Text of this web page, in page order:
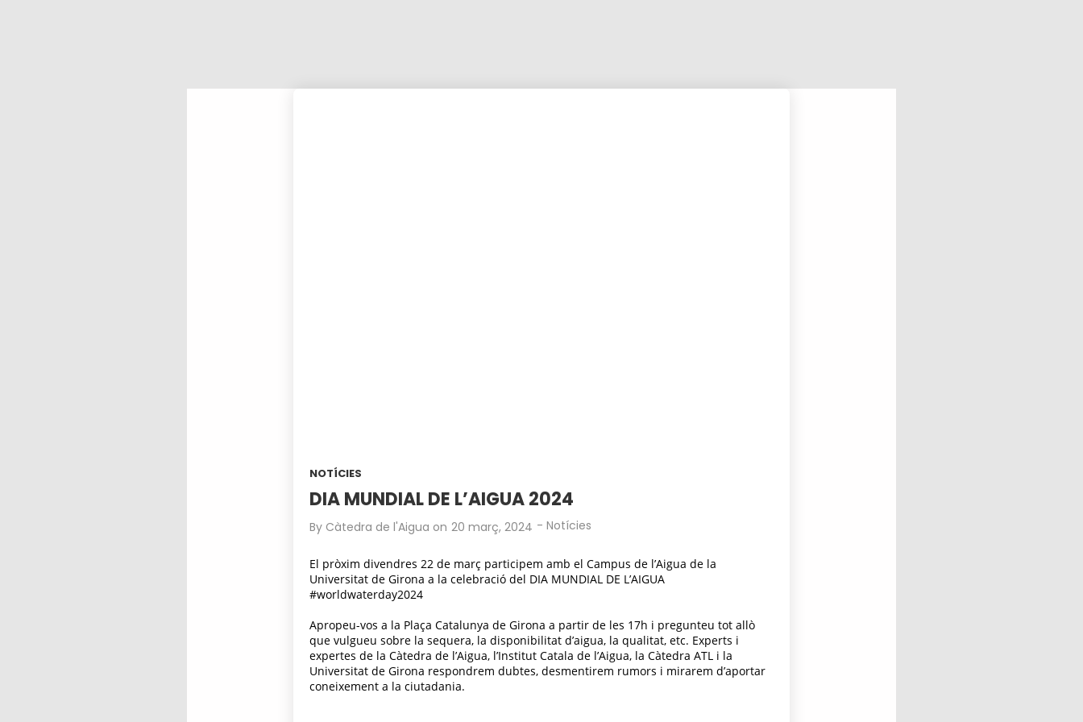
NOTÍCIES
DIA MUNDIAL DE L’AIGUA 2024
By Càtedra de l'Aigua on 20 març, 2024 - Notícies
El pròxim divendres 22 de març participem amb el Campus de l’Aigua de la
Universitat de Girona a la celebració del DIA MUNDIAL DE L’AIGUA
#worldwaterday2024
Apropeu-vos a la Plaça Catalunya de Girona a partir de les 17h i pregunteu tot allò
que vulgueu sobre la sequera, la disponibilitat d’aigua, la qualitat, etc. Experts i
expertes de la Càtedra de l’Aigua, l’Institut Catala de l’Aigua, la Càtedra ATL i la
Universitat de Girona respondrem dubtes, desmentirem rumors i mirarem d’aportar
coneixement a la ciutadania.